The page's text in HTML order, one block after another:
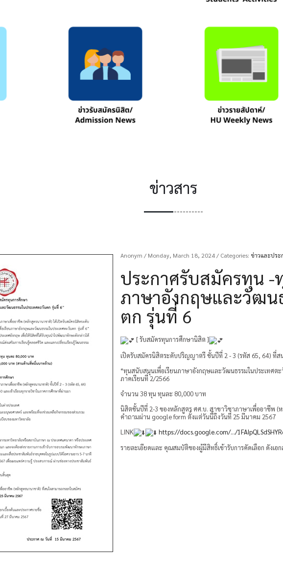
ข่าวสาร
Anonym / Monday, March 18, 2024 / Categories: ข่าวและประ
ประกาศรับสมัครทุน
ภาษาอังกฤษและวัฒน
ตก รุ่นที่ 6
[ รับสมัครทุนการศึกษานิสิต ]
เปิดรับสมัครนิสิตระดับปริญญาตรี ชั้นปีที่ 2 - 3 (รหัส 65, 64) ที่ส
“ทุนสนับสนุนเพื่อเรียนภาษาอังกฤษและวัฒนธรรมในประเทศต
ภาคเรียนที่ 2/2566
จำนวน 38 ทุน ทุนละ 80,000 บาท
นิสิตชั้นปีที่ 2-3 ของหลักสูตร ศศ.บ. สาขาวิชาภาษาเพื่ออาชีพ (
คำถามผ่าน google form ตั้งแต่วันนี้ถึงวันที่ 25 มีนาคม 2567
LINK
https://docs.google.com/.../
รายละเอียดและ คุณสมบัติของผู้มีสิทธิ์เข้ารับการคัดเลือก ดังเอ